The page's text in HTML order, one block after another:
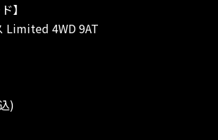
】
Limited 4WD 9AT
)